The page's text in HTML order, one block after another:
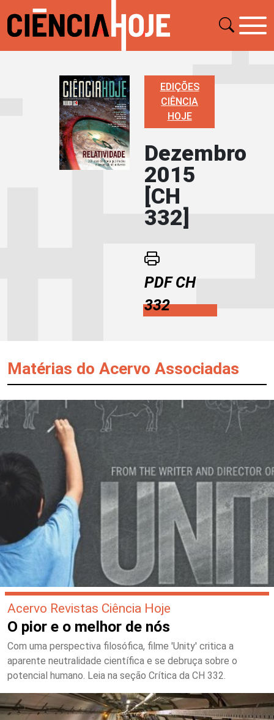
EDIÇÕES
CIÊNCIA
HOJE
Dezembro
2015
[CH
332]
PDF CH
332
Matérias do Acervo Associadas
Acervo Revistas Ciência Hoje
O pior e o melhor de nós
Com uma perspectiva filosófica, filme 'Unity' critica a
aparente neutralidade científica e se debruça sobre o
potencial humano. Leia na seção Crítica da CH 332.